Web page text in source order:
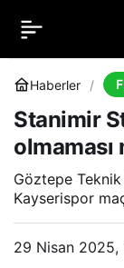
Haberler
Stanimir
olmaması
Göztepe
Kayserispor
29 Nisan 2025,
Stanimir Stoilov:
olmaması